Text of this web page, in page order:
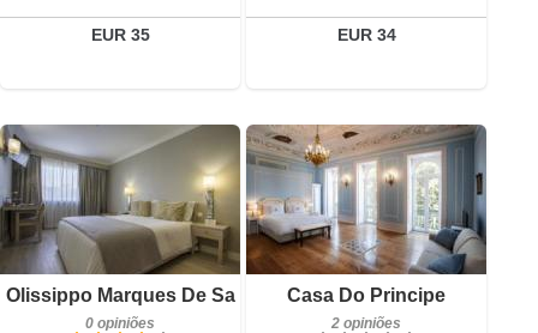
EUR 35 EUR 34
Olissippo Marques De Sa
0 opiniões
0 opiniões
Detalhes
Reservar
Casa Do Principe
2 opiniões
2 opiniões